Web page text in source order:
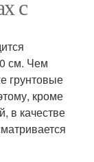
с
см. Чем
грунтовые
кроме
в качестве